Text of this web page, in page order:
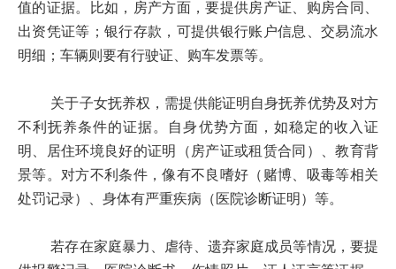
值的证据。比如，房产方面，要提供房产证、购房合同、
出资凭证等；银行存款，可提供银行账户信息、交易流水
明细；车辆则要有行驶证、购车发票等。
关于子女抚养权，需提供能证明自身抚养优势及对方
不利抚养条件的证据。自身优势方面，如稳定的收入证
明、居住环境良好的证明（房产证或租赁合同）、教育背
景等。对方不利条件，像有不良嗜好（赌博、吸毒等相关
处罚记录）、身体有严重疾病（医院诊断证明）等。
若存在家庭暴力、虐待、遗弃家庭成员等情况，要提